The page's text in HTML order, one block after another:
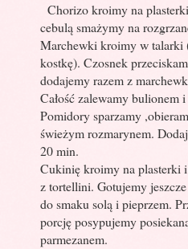
Chorizo kroimy na
cebulą smażymy na
Marchewki kroimy w talarki
kostkę). Czosnek
dodajemy razem z
Całość zalewamy bulionem
Pomidory sparzamy
świeżym rozmarynem.
20 min.
Cukinię kroimy na plasterki
z tortellini. Gotujemy
do smaku solą i pieprzem.
porcję posypujemy
parmezanem.